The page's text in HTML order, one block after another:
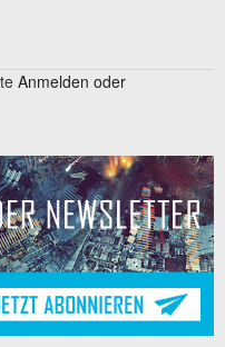
Anmelden oder